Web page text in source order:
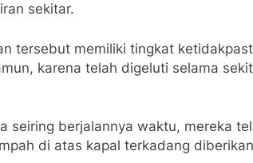
sekitar.
tersebut memiliki tingkat
karena telah digeluti selama
seiring berjalannya waktu, mereka
di atas kapal terkadang